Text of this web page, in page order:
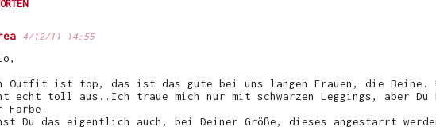
4/12/11 14:55
Outfit ist top, das ist das gute bei uns langen Frauen, die Beine.
echt toll aus..Ich traue mich nur mit schwarzen Leggings, aber Du
Farbe.
Du das eigentlich auch, bei Deiner Größe, dieses angestarrt